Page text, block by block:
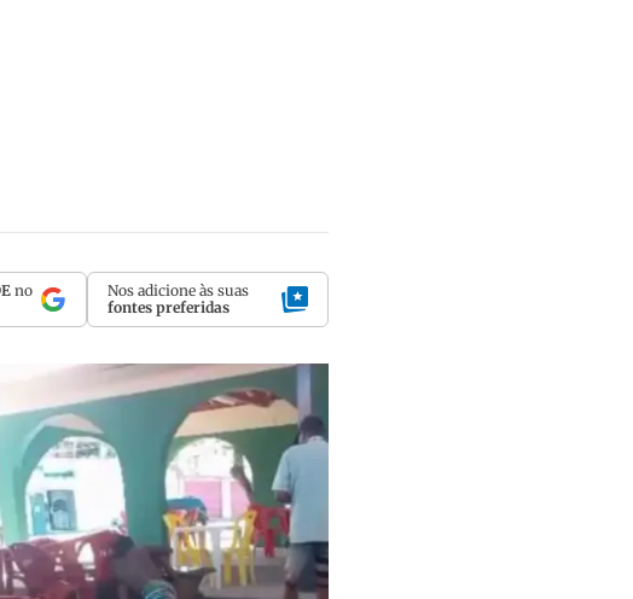
no
Nos adicione às suas
fontes preferidas